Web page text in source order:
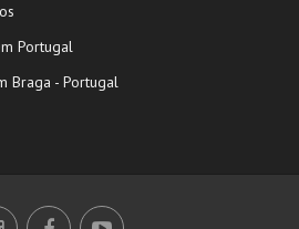
Portugal
Braga - Portugal